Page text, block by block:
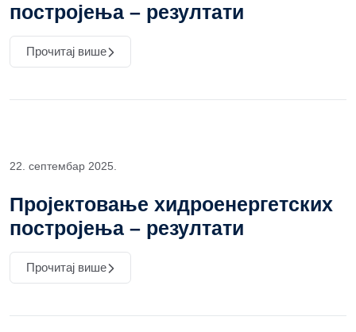
постројења – резултати
Прочитај више
22. септембар 2025.
Пројектовање хидроенергетских
постројења – резултати
Прочитај више